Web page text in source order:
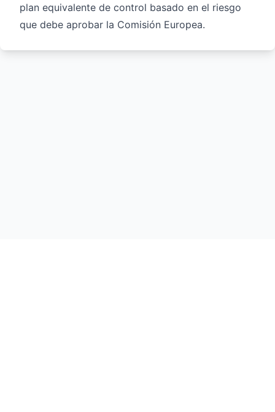
plan equivalente de control basado en el riesgo
que debe aprobar la Comisión Europea.